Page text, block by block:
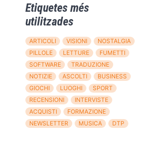
Etiquetes més
utilitzades
ARTICOLI VISIONI
NOSTALGIA
PILLOLE
LETTURE
FUMETTI
SOFTWARE
TRADUZIONE
NOTIZIE
ASCOLTI
BUSINESS
GIOCHI
LUOGHI
SPORT
RECENSIONI
INTERVISTE
ACQUISTI
FORMAZIONE
NEWSLETTER
MUSICA DTP